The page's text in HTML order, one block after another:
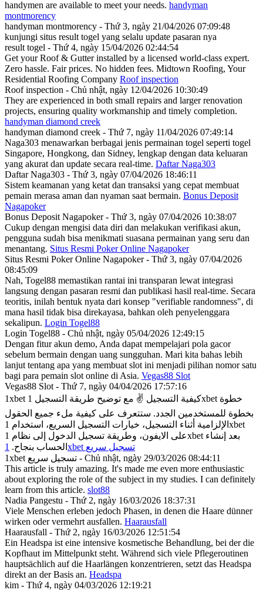
handymen are available to meet your needs. handyman
montmorency
handyman montmorency - Thứ 3, ngày 21/04/2026 07:09:48
kunjungi situs result togel yang selalu update pasaran nya
result togel - Thứ 4, ngày 15/04/2026 02:44:54
Get your Roof & Gutter installed by a licensed world-class expert.
Zero hassle. Fair prices. No hidden fees. Midtown Roofing, Your
Residential Roofing Company Roof inspection
Roof inspection - Chủ nhật, ngày 12/04/2026 10:30:49
They are experienced in both small repairs and larger renovation
projects, ensuring quality workmanship and timely completion.
handyman diamond creek
handyman diamond creek - Thứ 7, ngày 11/04/2026 07:49:14
Naga303 menawarkan berbagai jenis permainan togel seperti togel
Singapore, Hongkong, dan Sidney, lengkap dengan data keluaran
yang akurat dan update secara real-time. Daftar Naga303
Daftar Naga303 - Thứ 3, ngày 07/04/2026 18:46:11
Sistem keamanan yang ketat dan transaksi yang cepat membuat
pemain merasa aman dan nyaman saat bermain. Bonus Deposit
Nagapoker
Bonus Deposit Nagapoker - Thứ 3, ngày 07/04/2026 10:38:07
Cukup dengan mengisi data diri dan melakukan verifikasi akun,
pengguna sudah bisa menikmati suasana permainan yang seru dan
menantang. Situs Resmi Poker Online Nagapoker
Situs Resmi Poker Online Nagapoker - Thứ 3, ngày 07/04/2026
08:45:09
Nah, Togel88 memastikan rantai ini transparan lewat integrasi
langsung dengan pasaran resmi dan publikasi hasil real-time. Secara
teoritis, inilah bentuk nyata dari konsep "verifiable randomness", di
mana hasil tidak bisa direkayasa, bahkan oleh penyelenggara
sekalipun. Login Togel88
Login Togel88 - Chủ nhật, ngày 05/04/2026 12:49:15
Dengan fitur akun demo, Anda dapat mempelajari pola gacor
sebelum bermain dengan uang sungguhan. Mari kita bahas lebih
lanjut tentang apa yang membuat slot ini menjadi pilihan nomor satu
bagi para pemain slot online di Asia. Vegas88 Slot
Vegas88 Slot - Thứ 7, ngày 04/04/2026 17:57:16
1xbet كيفية التسجيل ✌️ مع توضيح طريقة التسجيل 1xbet خطوة
بخطوة للمستخدمين الجدد. ستتعرف على كيفية ملء جميع الحقول
الإلزامية أثناء التسجيل، خيارات التسجيل السريع، استخدام 1xbet
على الايفون، وطريقة تسجيل الدخول إلى نظام 1xbet بعد إنشاء
الحساب بنجاح.
1xbet تسجيل سريع
1xbet تسجيل سريع - Chủ nhật, ngày 29/03/2026 08:44:11
This article is truly amazing. It's made me even more enthusiastic
about exploring the role of the subject in my studies. I can definitely
learn from this article. slot88
Nadia Pangestu - Thứ 2, ngày 16/03/2026 18:37:31
Viele Menschen erleben jedoch Phasen, in denen die Haare dünner
wirken oder vermehrt ausfallen. Haarausfall
Haarausfall - Thứ 2, ngày 16/03/2026 12:51:54
Ein Headspa ist eine intensive kosmetische Behandlung, bei der die
Kopfhaut im Mittelpunkt steht. Während sich viele Pflegeroutinen
hauptsächlich auf die Haarlängen konzentrieren, setzt das Headspa
direkt an der Basis an. Headspa
kim - Thứ 4, ngày 04/03/2026 12:19:21